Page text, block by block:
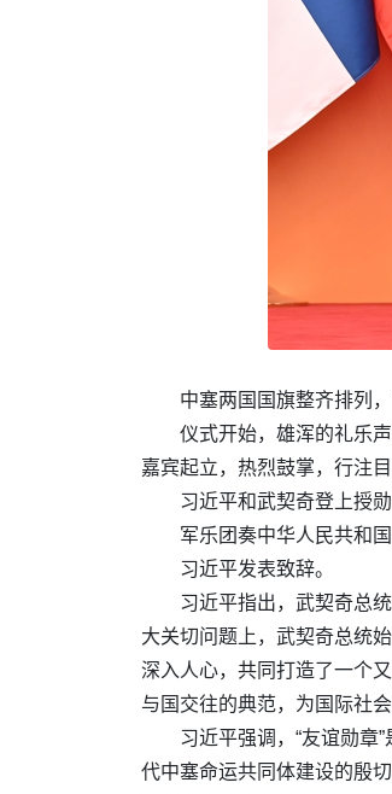
中塞两国国旗整齐排列
仪式开始，雄浑的礼乐
嘉宾起立，热烈鼓掌，行注目
习近平和武契奇登上授勋
军乐团奏中华人民共和国
习近平发表致辞。
习近平指出，武契奇总
大关切问题上，武契奇总统
深入人心，共同打造了一个
与国交往的典范，为国际社
习近平强调，“友谊勋章
代中塞命运共同体建设的殷